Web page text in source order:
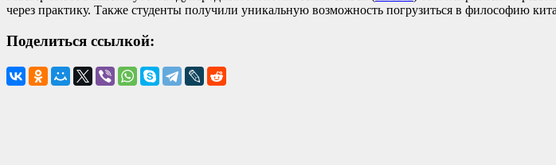
через практику. Также студенты получили уникальную возможность погрузиться в философию
Поделиться ссылкой: